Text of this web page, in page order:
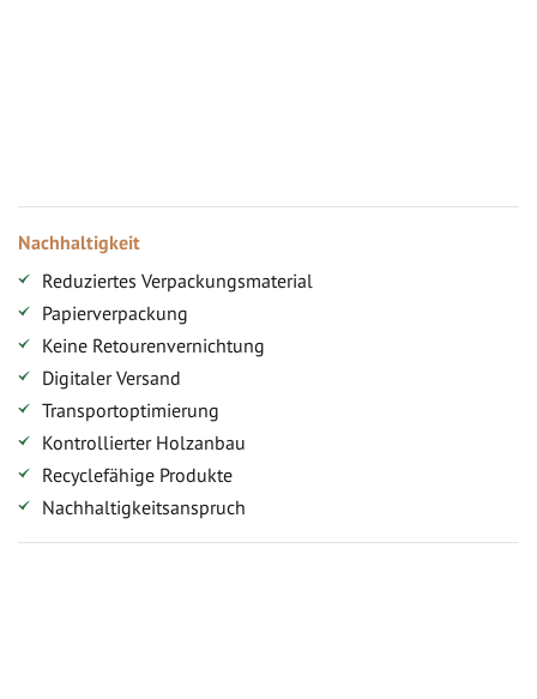
Nachhaltigkeit
Reduziertes Verpackungsmaterial
Papierverpackung
Keine Retourenvernichtung
Digitaler Versand
Transportoptimierung
Kontrollierter Holzanbau
Recyclefähige Produkte
Nachhaltigkeitsanspruch